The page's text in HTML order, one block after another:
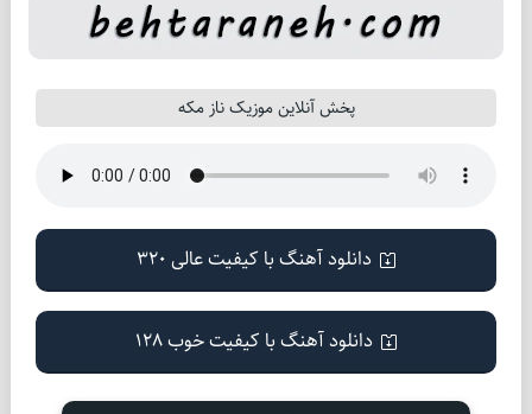
پخش آنلاین موزیک ناز مکه
دانلود آهنگ با کیفیت عالی 320
دانلود آهنگ با کیفیت خوب 128